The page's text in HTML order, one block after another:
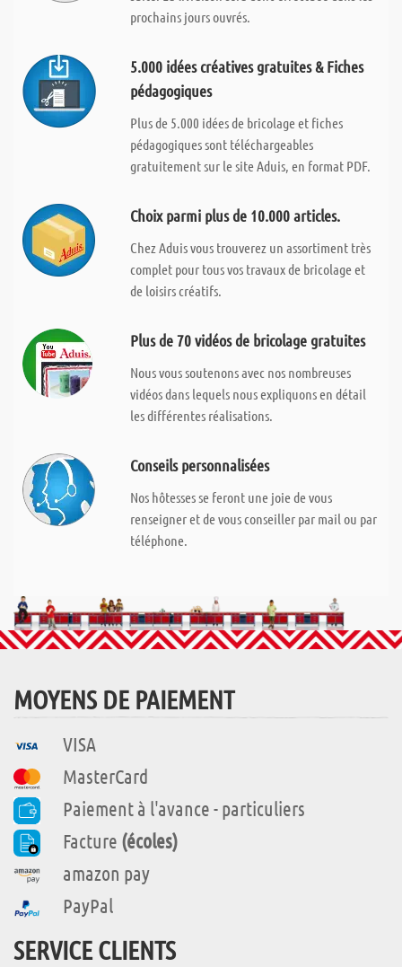
prochains jours ouvrés.
5.000 idées créatives gratuites & Fiches
pédagogiques
Plus de 5.000 idées de bricolage et fiches
pédagogiques sont téléchargeables
gratuitement sur le site Aduis, en format PDF.
Choix parmi plus de 10.000 articles.
Chez Aduis vous trouverez un assortiment très
complet pour tous vos travaux de bricolage et
de loisirs créatifs.
Plus de 70 vidéos de bricolage gratuites
Nous vous soutenons avec nos nombreuses
vidéos dans lequels nous expliquons en détail
les différentes réalisations.
Conseils personnalisées
Nos hôtesses se feront une joie de vous
renseigner et de vous conseiller par mail ou par
téléphone.
MOYENS DE PAIEMENT
VISA
MasterCard
Paiement à l'avance - particuliers
Facture (écoles)
amazon pay
PayPal
SERVICE CLIENTS